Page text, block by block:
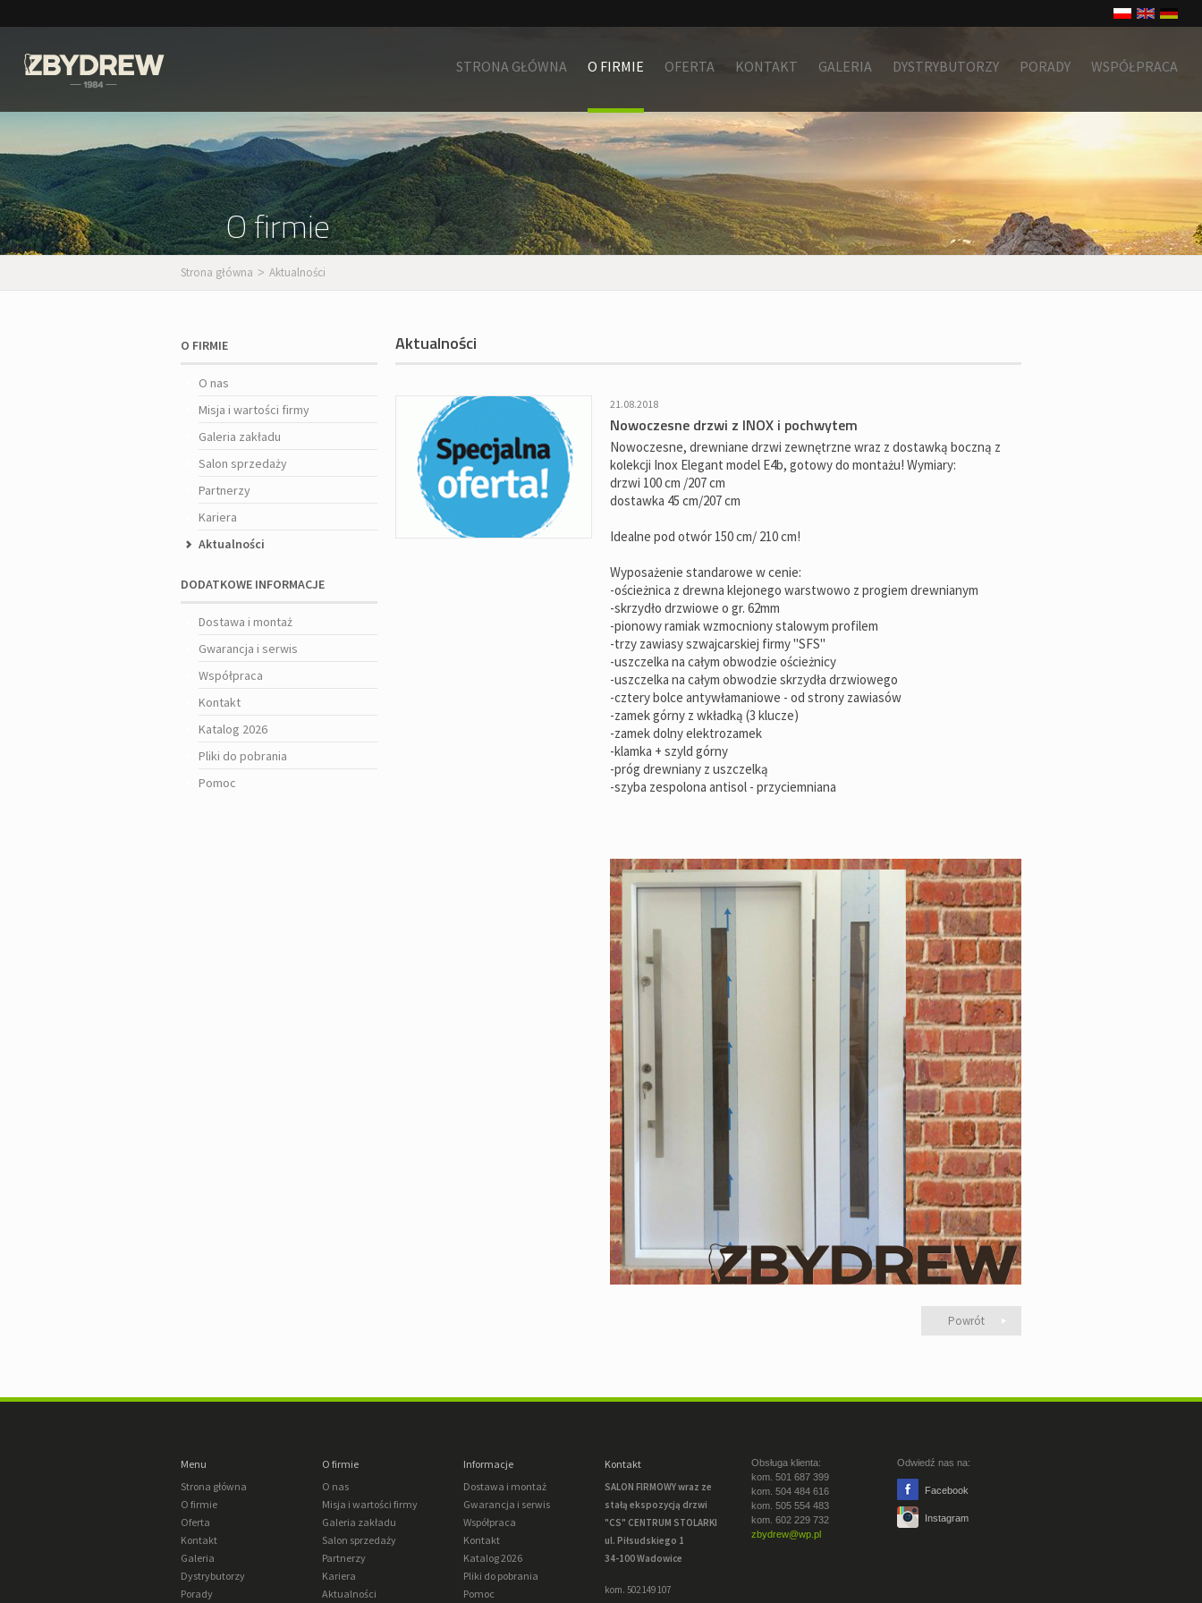
STRONA GŁÓWNA O FIRMIE OFERTA KONTAKT GALERIA DYSTRYBUTORZY PORADY WSPÓŁPRACA
O firmie
Strona główna > Aktualności
O FIRMIE
O nas
Misja i wartości firmy
Galeria zakładu
Salon sprzedaży
Partnerzy
Kariera
Aktualności
DODATKOWE INFORMACJE
Dostawa i montaż
Gwarancja i serwis
Współpraca
Kontakt
Katalog 2026
Pliki do pobrania
Pomoc
Aktualności
21.08.2018
Nowoczesne drzwi z INOX i pochwytem
Nowoczesne, drewniane drzwi zewnętrzne wraz z dostawką boczną z
kolekcji Inox Elegant model E4b, gotowy do montażu! Wymiary:
drzwi 100 cm /207 cm
dostawka 45 cm/207 cm
Idealne pod otwór 150 cm/ 210 cm!
Wyposażenie standarowe w cenie:
-ościeżnica z drewna klejonego warstwowo z progiem drewnianym
-skrzydło drzwiowe o gr. 62mm
-pionowy ramiak wzmocniony stalowym profilem
-trzy zawiasy szwajcarskiej firmy "SFS"
-uszczelka na całym obwodzie ościeżnicy
-uszczelka na całym obwodzie skrzydła drzwiowego
-cztery bolce antywłamaniowe - od strony zawiasów
-zamek górny z wkładką (3 klucze)
-zamek dolny elektrozamek
-klamka + szyld górny
-próg drewniany z uszczelką
-szyba zespolona antisol - przyciemniana
Powrót
Menu
Strona główna
O firmie
Oferta
Kontakt
Galeria
Dystrybutorzy
Porady
O firmie
O nas
Misja i wartości firmy
Galeria zakładu
Salon sprzedaży
Partnerzy
Kariera
Aktualności
Informacje
Dostawa i montaż
Gwarancja i serwis
Współpraca
Kontakt
Katalog 2026
Pliki do pobrania
Pomoc
Kontakt
SALON FIRMOWY wraz ze
stałą ekspozycją drzwi
"CS" CENTRUM STOLARKI
ul. Piłsudskiego 1
34-100 Wadowice
kom. 502 149 107
Obsługa klienta:
kom. 501 687 399
kom. 504 484 616
kom. 505 554 483
kom. 602 229 732
zbydrew@wp.pl
Odwiedź nas na:
Facebook
Instagram